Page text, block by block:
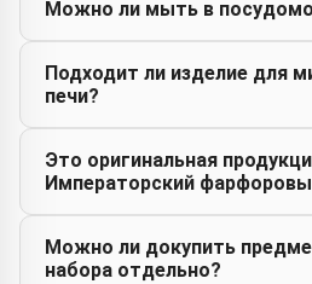
Можно ли мыть в
Подходит ли изделие для
печи?
Это оригинальная
Императорский
Можно ли докупить
набора отдельно?